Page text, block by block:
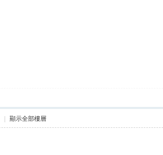
顯示全部樓層